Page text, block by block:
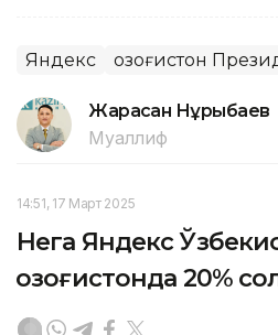
Яндекс Қозоғистон
Жарасқан Нұрыбаев
Муаллиф
14:51, 17 Март 2025
Нега Яндекс
Қозоғистонда 20%